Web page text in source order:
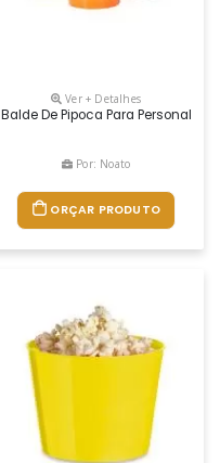
Ver + Detalhes
Balde De Pipoca Para
Por: Noato
ORÇAR PRODUTO